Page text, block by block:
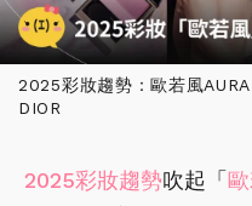
2025彩妝趨勢：歐若風
DIOR
2025彩妝趨勢吹起「